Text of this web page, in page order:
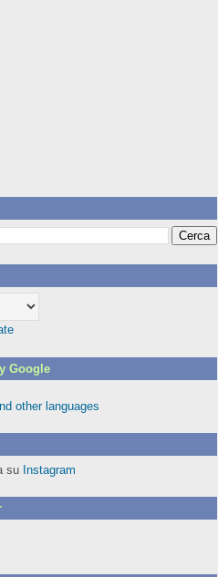
Google
other languages
su Instagram